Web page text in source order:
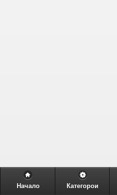
Начало Категорои